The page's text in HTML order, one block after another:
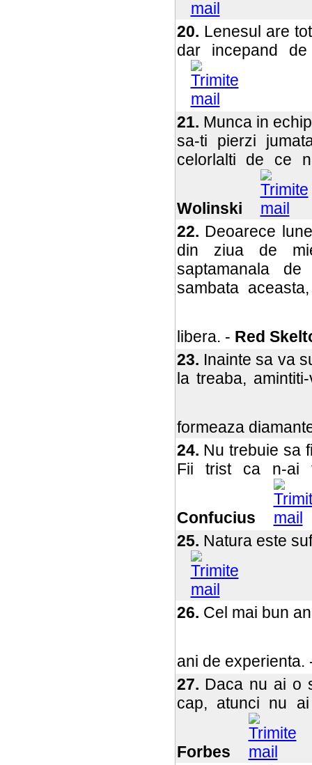
20. Lenesul are
dar incepand
21. Munca in
sa-ti pierzi
celorlalti de ce
Wolinski
22. Deoarece
din ziua de
saptamanala
sambata
libera. - Red
23. Inainte sa va
la treaba,
formeaza
24. Nu trebuie sa
Fii trist ca n-ai
Confucius
25. Natura este
26. Cel mai bun
ani de experienta.
27. Daca nu ai o
cap, atunci nu
Forbes